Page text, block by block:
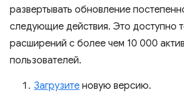
развертывать обновление
следующие действия. Это доступно
расширений с более чем 10 000
пользователей.
Загрузите новую версию.